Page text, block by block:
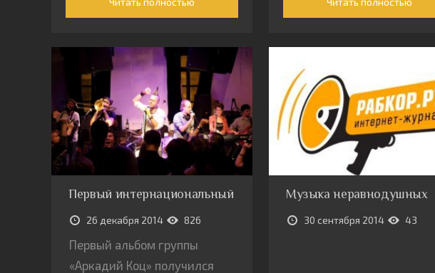
Первый интернациональный
26 декабря 2014 826
Первый альбом группы
«Аркадий Коц» получился
Музыка неравнодушных
30 сентября 2014 43